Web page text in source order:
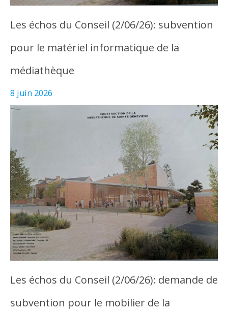
Les échos du Conseil (2/06/26): subvention
pour le matériel informatique de la
médiathèque
8 juin 2026
Les échos du Conseil (2/06/26): demande de
subvention pour le mobilier de la